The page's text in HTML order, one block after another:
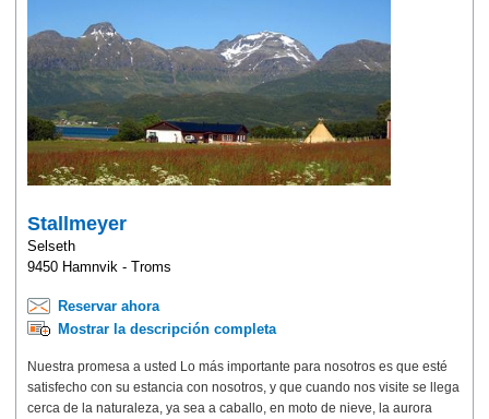
Stallmeyer
Selseth
9450 Hamnvik - Troms
Reservar ahora
Mostrar la descripción completa
Nuestra promesa a usted Lo más importante para nosotros es que esté
satisfecho con su estancia con nosotros, y que cuando nos visite se llega
cerca de la naturaleza, ya sea a caballo, en moto de nieve, la aurora